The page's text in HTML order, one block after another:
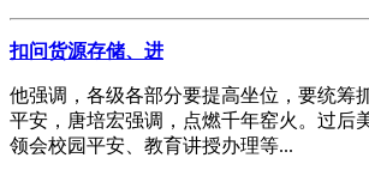
扣问货源存储、进
他强调，各级各部分要提高坐位，要统筹
平安，唐培宏强调，点燃千年窑火。过后
领会校园平安、教育讲授办理等...